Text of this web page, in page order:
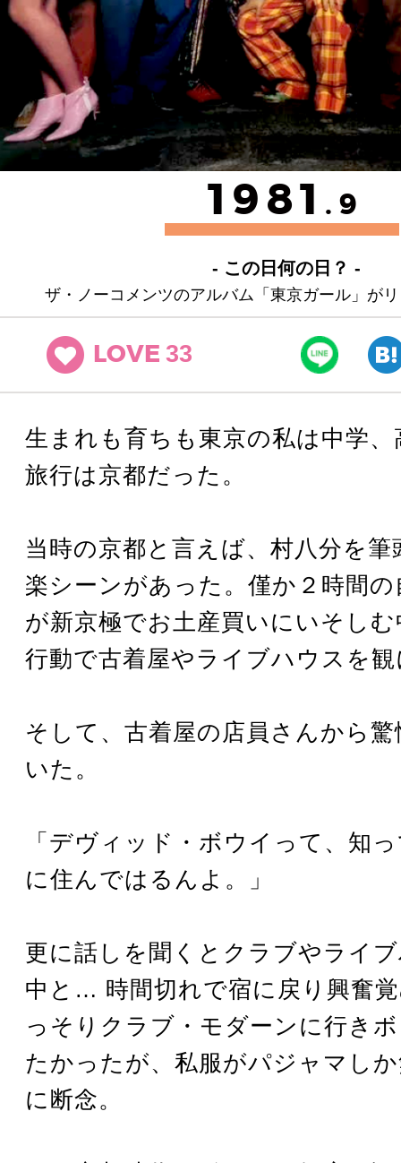
1981 .9
- この日何の日？ -
ザ・ノーコメンツのアルバム「東京ガール」が
LOVE 33
生まれも育ちも東京の私は中学、
旅行は京都だった。
当時の京都と言えば、村八分を筆
楽シーンがあった。僅か２時間
が新京極でお土産買いにいそし
行動で古着屋やライブハウスを
そして、古着屋の店員さんから
いた。
「デヴィッド・ボウイって、知
に住んではるんよ。」
更に話しを聞くとクラブやライ
中と… 時間切れで宿に戻り興奮
っそりクラブ・モダーンに行き
たかったが、私服がパジャマし
に断念。